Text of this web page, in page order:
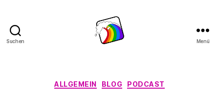
Suchen Menü
Kategorien
ALLGEMEIN BLOG PODCAST